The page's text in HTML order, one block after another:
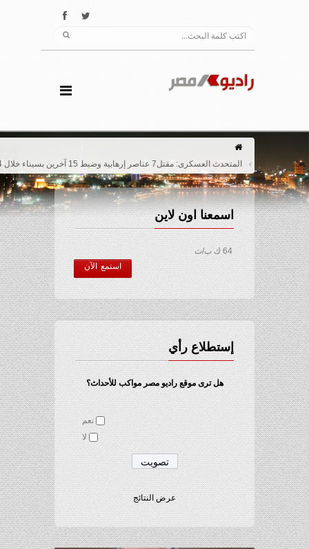
المتحدث العسكرى: مقتل7 عناصر إرهابية وضبط 15 آخرين بسيناء خلال 4أيام
اسمعنا اون لاين
64 ك ب/ث
استمع الآن
إستطلاع رأي
هل ترى موقع راديو مصر مواكب للأحداث؟
نعم
عرض النتائج